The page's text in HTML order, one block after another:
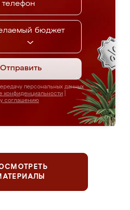
бюджет
Отправить
персональных данных
конфиденциальности
соглашению